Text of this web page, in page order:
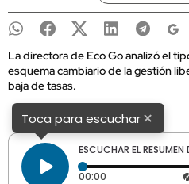
La directora de Eco Go analizó el
esquema cambiario de la gestión
baja de tasas.
Toca para escuchar×
ESCUCHAR EL
00:00 Tiempo